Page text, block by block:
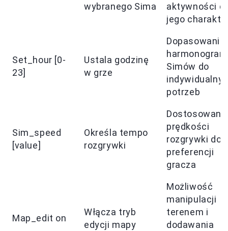
wybranego Sima
aktywności
jego
Set_hour [0-
23]
Ustala godzinę
w grze
Dopasowanie
Simów do
potrzeb
Sim_speed
[value]
Określa tempo
rozgrywki
prędkości
rozgrywki do
preferencji
gracza
Map_edit on
Włącza tryb
edycji mapy
Możliwość
manipulacji
terenem i
dodawania